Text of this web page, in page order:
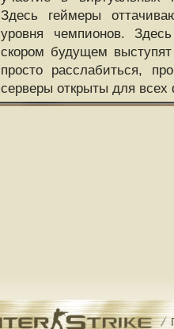
Здесь геймеры
уровня чемпионов.
скором будущем
просто расслабиться,
серверы открыты для всех